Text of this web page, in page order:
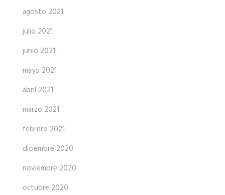
agosto 2021
julio 2021
junio 2021
mayo 2021
abril 2021
marzo 2021
febrero 2021
diciembre 2020
noviembre 2020
octubre 2020